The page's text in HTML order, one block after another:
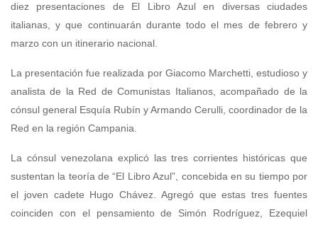
diez presentaciones de El Libro Azul en diversas ciudades
italianas, y que continuarán durante todo el mes de febrero y
marzo con un itinerario nacional.
La presentación fue realizada por Giacomo Marchetti, estudioso y
analista de la Red de Comunistas Italianos, acompañado de la
cónsul general Esquía Rubín y Armando Cerulli, coordinador de la
Red en la región Campania.
La cónsul venezolana explicó las tres corrientes históricas que
sustentan la teoría de “El Libro Azul”, concebida en su tiempo por
el joven cadete Hugo Chávez. Agregó que estas tres fuentes
coinciden con el pensamiento de Simón Rodríguez, Ezequiel